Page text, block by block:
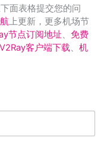
面表格提交您的问
上更新，更多机场节
节点订阅地址、 免费
V2Ray客户端下载、 机